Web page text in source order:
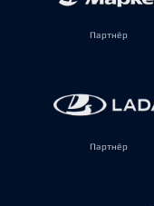
Партнёр
Партнёр